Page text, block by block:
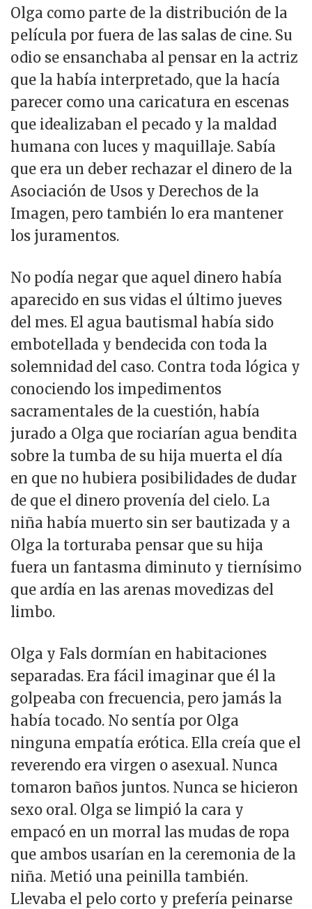
Olga como parte de la distribución de la
película por fuera de las salas de cine. Su
odio se ensanchaba al pensar en la actriz
que la había interpretado, que la hacía
parecer como una caricatura en escenas
que idealizaban el pecado y la maldad
humana con luces y maquillaje. Sabía
que era un deber rechazar el dinero de la
Asociación de Usos y Derechos de la
Imagen, pero también lo era mantener
los juramentos.
No podía negar que aquel dinero había
aparecido en sus vidas el último jueves
del mes. El agua bautismal había sido
embotellada y bendecida con toda la
solemnidad del caso. Contra toda lógica y
conociendo los impedimentos
sacramentales de la cuestión, había
jurado a Olga que rociarían agua bendita
sobre la tumba de su hija muerta el día
en que no hubiera posibilidades de dudar
de que el dinero provenía del cielo. La
niña había muerto sin ser bautizada y a
Olga la torturaba pensar que su hija
fuera un fantasma diminuto y tiernísimo
que ardía en las arenas movedizas del
limbo.
Olga y Fals dormían en habitaciones
separadas. Era fácil imaginar que él la
golpeaba con frecuencia, pero jamás la
había tocado. No sentía por Olga
ninguna empatía erótica. Ella creía que el
reverendo era virgen o asexual. Nunca
tomaron baños juntos. Nunca se hicieron
sexo oral. Olga se limpió la cara y
empacó en un morral las mudas de ropa
que ambos usarían en la ceremonia de la
niña. Metió una peinilla también.
Llevaba el pelo corto y prefería peinarse